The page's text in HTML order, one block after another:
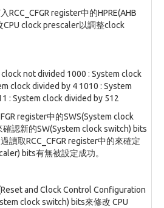
RCC_CFGR register中的HPRE(AHB
CPU clock prescaler以調整clock
clock not divided 1000 : System clock
clock divided by 4 1010 : System
: System clock divided by 512
register中的SWS(System clock
認新的SW(System clock switch) bits
讀取RCC_CFGR register中的來確定
bits有無被設定成功。
and Clock Control Configuration
clock switch) bits來修改 CPU